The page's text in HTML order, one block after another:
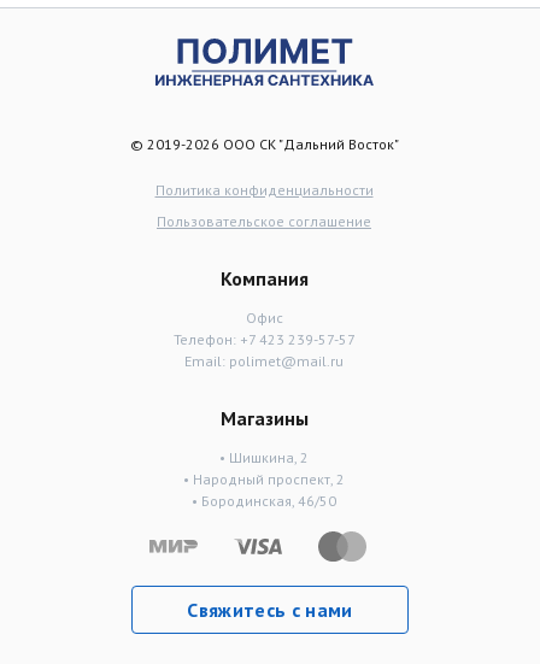
© 2019-2026 ООО СК "Дальний Восток"
Политика конфиденциальности
Пользовательское соглашение
Компания
Офис
Телефон: +7 423 239-57-57
Email: polimet@mail.ru
Магазины
• Шишкина, 2
• Народный проспект, 2
• Бородинская, 46/50
Свяжитесь с нами